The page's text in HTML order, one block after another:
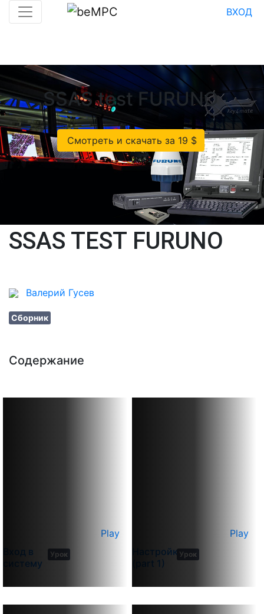
ВХОД
SSAS test FURUNO
Смотреть и скачать за 19 $
SSAS TEST FURUNO
Валерий Гусев
Сборник
Содержание
Вход в
систему
Урок
Play
Настройка
(part 1)
Урок
Play